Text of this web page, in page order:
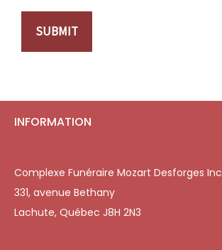
SUBMIT
INFORMATION
Complexe Funéraire Mozart Desforges Inc
331, avenue Bethany
Lachute, Québec J8H 2N3